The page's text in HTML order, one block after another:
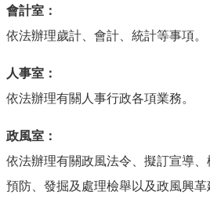
會計室：
依法辦理歲計、會計、統計等事項。
人事室：
依法辦理有關人事行政各項業務。
政風室：
依法辦理有關政風法令、擬訂宣導
預防、發掘及處理檢舉以及政風興革